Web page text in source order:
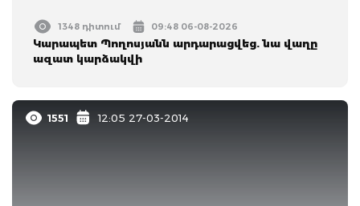
1348 դիտում 09:48 06-08-2026
Կարապետ Պողոսյանն արդարացվեց. նա վաղը
ազատ կարձակվի
1551 12:05 27-03-2014